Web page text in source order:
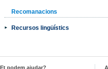
Recomanacions
Recursos lingüístics
Et podem ajudar?